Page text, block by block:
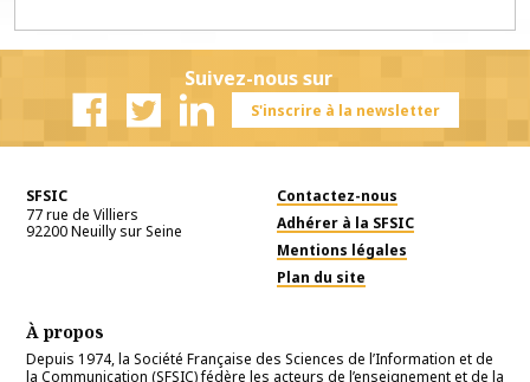
Suivez-nous sur
S'inscrire à la newsletter
SFSIC
77 rue de Villiers
92200Neuilly sur Seine
Contactez-nous
Adhérer à la SFSIC
Mentions légales
Plan du site
À propos
Depuis 1974, la Société Française des Sciences de l’Information et de
la Communication (SFSIC) fédère les acteurs de l’enseignement et de la